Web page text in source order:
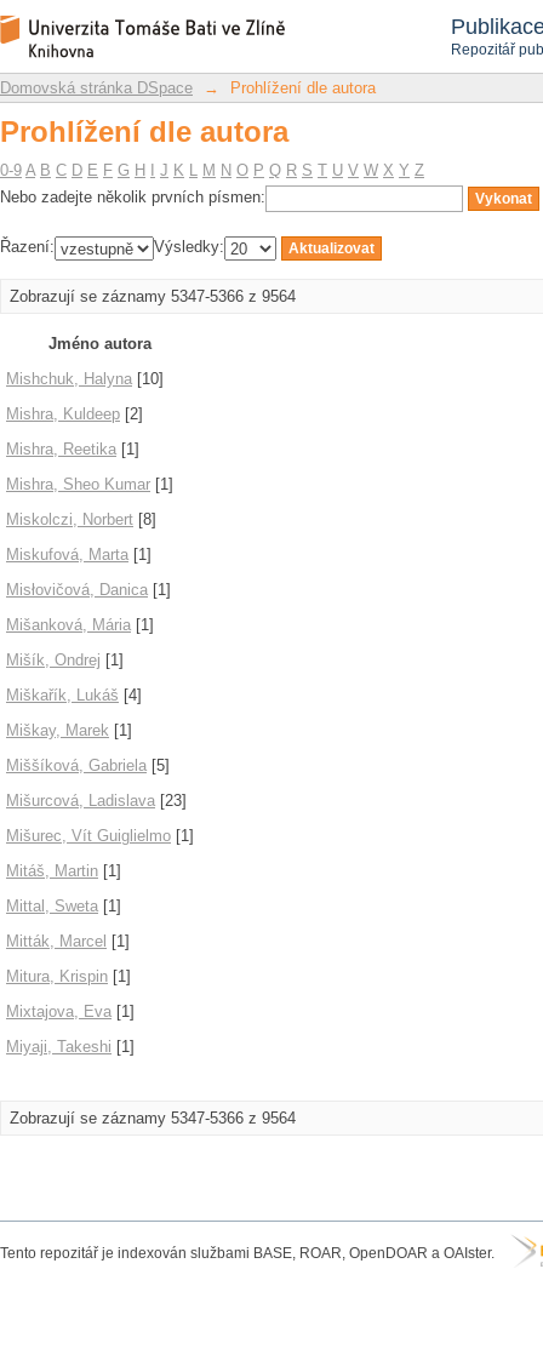
Repozitář
Prohlížení dle autora
Repozitář DSpace/Manakin
Domovská stránka DSpace → Prohlížení dle autora
Prohlížení dle autora
0-9 A B C D E F G H J K L M N O P Q R S T U V W X Y Z
Nebo zadejte několik prvních písmen:
Řazení: Výsledky:
Zobrazují se záznamy 5347-5366 z 9564
Jméno autora
Mishchuk, Halyna [10]
Mishra, Kuldeep [2]
Mishra, Reetika [1]
Mishra, Sheo Kumar [1]
Miskolczi, Norbert [8]
Miskufová, Marta [1]
Misłovičová, Danica [1]
Mišanková, Mária [1]
Mišík, Ondrej [1]
Miškařík, Lukáš [4]
Miškay, Marek [1]
Miššíková, Gabriela [5]
Mišurcová, Ladislava [23]
Mišurec, Vít Guiglielmo [1]
Mitáš, Martin [1]
Mittal, Sweta [1]
Mitták, Marcel [1]
Mitura, Krispin [1]
Mixtajova, Eva [1]
Miyaji, Takeshi [1]
Zobrazují se záznamy 5347-5366 z 9564
Tento repozitář je indexován službami BASE, ROAR, OpenDOAR a OAIster.